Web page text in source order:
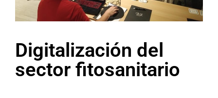
Digitalización del
sector fitosanitario